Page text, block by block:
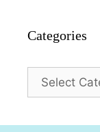
Categories
Categories